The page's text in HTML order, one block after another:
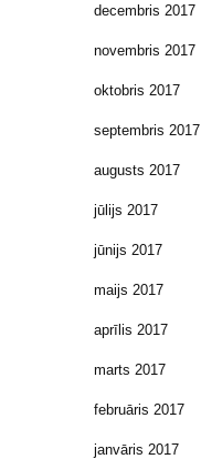
decembris 2017
novembris 2017
oktobris 2017
septembris 2017
augusts 2017
jūlijs 2017
jūnijs 2017
maijs 2017
aprīlis 2017
marts 2017
februāris 2017
janvāris 2017